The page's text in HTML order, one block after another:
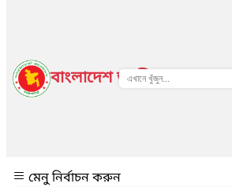
বাংলাদেশ জাতীয় তথ্য বাতায়ন
মেনু নির্বাচন করুন